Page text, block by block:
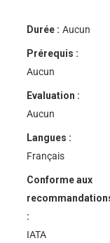
Durée : Aucun
Prérequis :
Aucun
Evaluation :
Aucun
Langues :
Français
Conforme aux
:
IATA